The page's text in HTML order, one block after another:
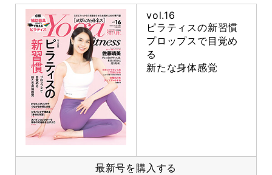
vol.16
ピラティスの新習慣
プロップスで目覚め
る
新たな身体感覚
最新号を購入する